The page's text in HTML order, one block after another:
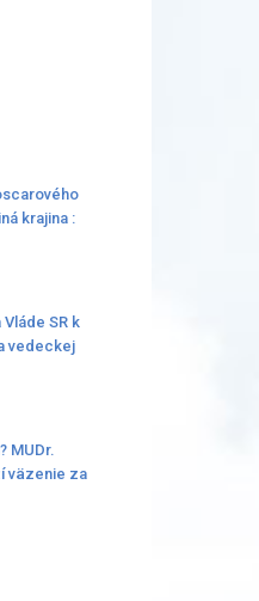
krajina :
SR k
vedeckej
MUDr.
väzenie za